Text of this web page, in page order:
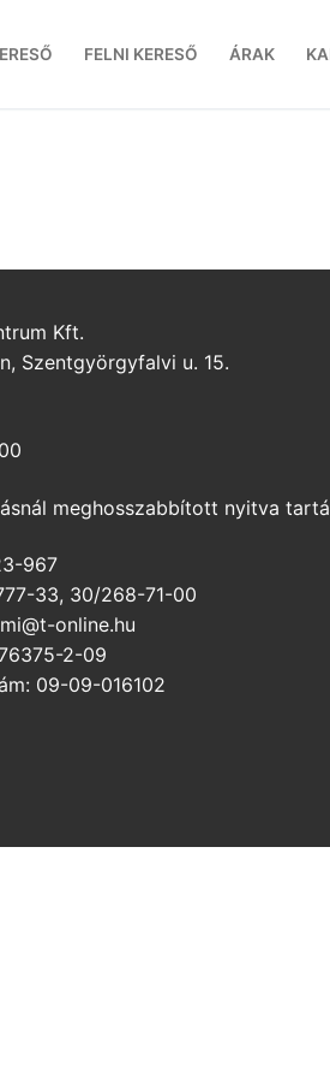
FELNI KERESŐ ÁRAK
Kft.
Szentgyörgyfalvi u. 15.
meghosszabbított nyitva
967
33, 30/268-71-00
online.hu
2-09
09-09-016102